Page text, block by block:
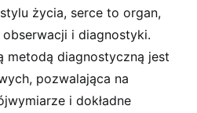
życia, serce to organ,
i diagnostyki.
metodą diagnostyczną jest
pozwalająca na
i dokładne